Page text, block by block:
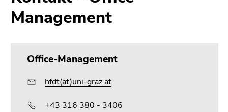
Management
Office-Management
hfdt(at)uni-graz.at
+43 316 380 - 3406